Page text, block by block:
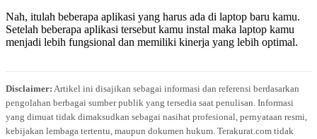
Nah, itulah beberapa aplikasi yang harus ada di laptop baru kamu.
Setelah beberapa aplikasi tersebut kamu instal maka laptop kamu
menjadi lebih fungsional dan memiliki kinerja yang lebih optimal.
Disclaimer: Artikel ini disajikan sebagai informasi dan referensi berdasarkan
pengolahan berbagai sumber publik yang tersedia saat penulisan. Informasi
yang dimuat tidak dimaksudkan sebagai nasihat profesional, pernyataan resmi,
kebijakan lembaga tertentu, maupun dokumen hukum. Terakurat.com tidak